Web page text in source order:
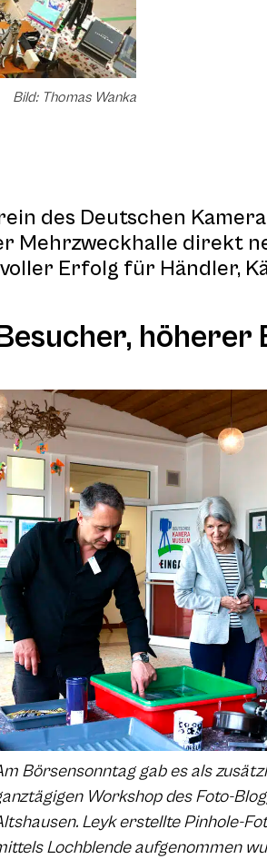
Bild: Thomas Wanka
des Deutschen
Mehrzweckhalle direkt
Erfolg für Händler,
höherer
Börsensonntag gab es als
Workshop desFoto-
Leyk erstellte Pinhole-
Lochblende aufgenommen